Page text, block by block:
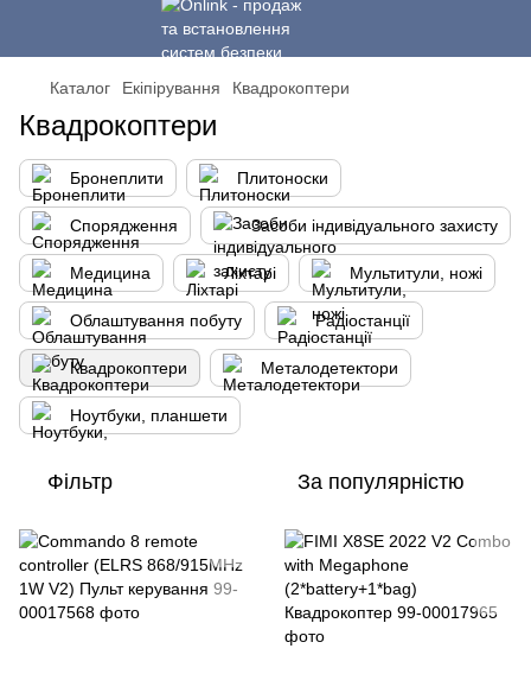
Каталог Екіпірування Квадрокоптери
Квадрокоптери
Бронеплити Плитоноски
Спорядження Засоби індивідуального захисту
Медицина Ліхтарі Мультитули, ножі
Облаштування побуту Радіостанції
Квадрокоптери Металодетектори
Ноутбуки, планшети
Фільтр За популярністю